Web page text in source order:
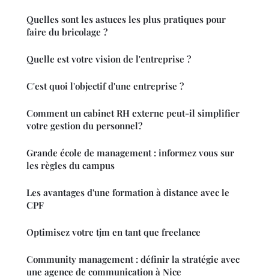
Quelles sont les astuces les plus pratiques pour
faire du bricolage ?
Quelle est votre vision de l'entreprise ?
C'est quoi l'objectif d'une entreprise ?
Comment un cabinet RH externe peut-il simplifier
votre gestion du personnel?
Grande école de management : informez vous sur
les règles du campus
Les avantages d'une formation à distance avec le
CPF
Optimisez votre tjm en tant que freelance
Community management : définir la stratégie avec
une agence de communication à Nice